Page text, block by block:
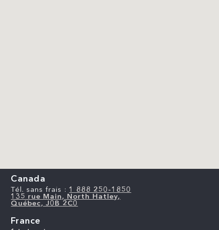
Canada
Tél. sans frais : 1 888 250-1850
135 rue Main, North Hatley,
Québec, J0B 2C0
France